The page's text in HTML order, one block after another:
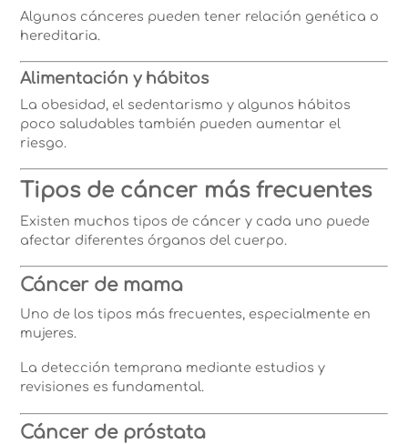
Algunos cánceres pueden tener relación genética o
hereditaria.
Alimentación y hábitos
La obesidad, el sedentarismo y algunos hábitos
poco saludables también pueden aumentar el
riesgo.
Tipos de cáncer más frecuentes
Existen muchos tipos de cáncer y cada uno puede
afectar diferentes órganos del cuerpo.
Cáncer de mama
Uno de los tipos más frecuentes, especialmente en
mujeres.
La detección temprana mediante estudios y
revisiones es fundamental.
Cáncer de próstata